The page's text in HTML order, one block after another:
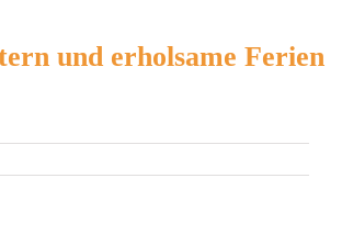
und erholsame Ferien